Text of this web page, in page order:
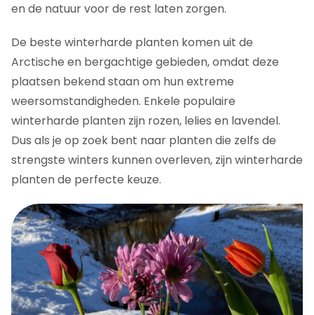
en de natuur voor de rest laten zorgen.
De beste winterharde planten komen uit de
Arctische en bergachtige gebieden, omdat deze
plaatsen bekend staan om hun extreme
weersomstandigheden. Enkele populaire
winterharde planten zijn rozen, lelies en lavendel.
Dus als je op zoek bent naar planten die zelfs de
strengste winters kunnen overleven, zijn winterharde
planten de perfecte keuze.